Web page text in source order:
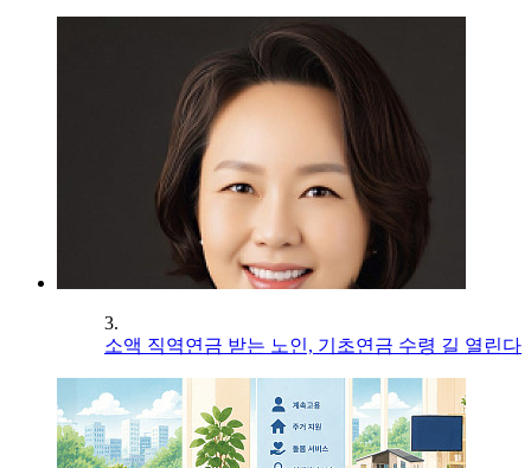
3.
소액 직역연금 받는 노인, 기초연금 수령 길 열린다